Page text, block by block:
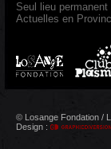
Seul lieu
Actuelles en
© Losange Fondation /
Design :